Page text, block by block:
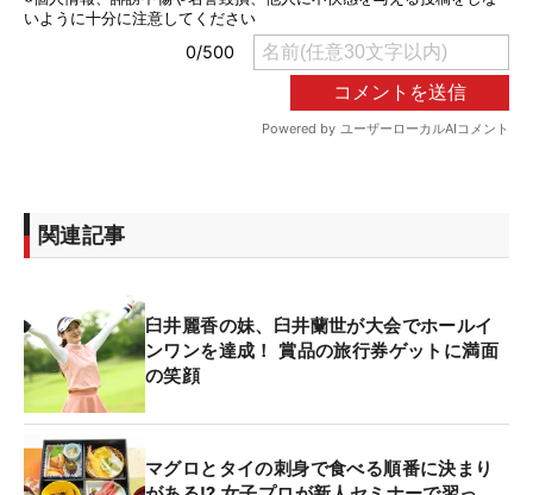
関連記事
臼井麗香の妹、臼井蘭世が大会でホールイ
ンワンを達成！ 賞品の旅行券ゲットに満面
の笑顔
マグロとタイの刺身で食べる順番に決まり